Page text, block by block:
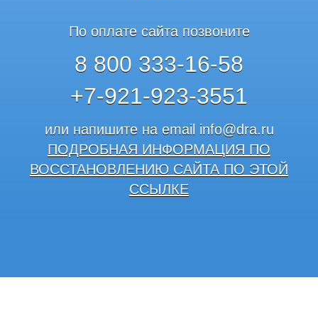
По оплате сайта позвоните
8 800 333-16-58
+7-921-923-3551
или напишите на email info@dra.ru
ПОДРОБНАЯ ИНФОРМАЦИЯ ПО
ВОССТАНОВЛЕНИЮ САЙТА ПО ЭТОЙ
ССЫЛКЕ